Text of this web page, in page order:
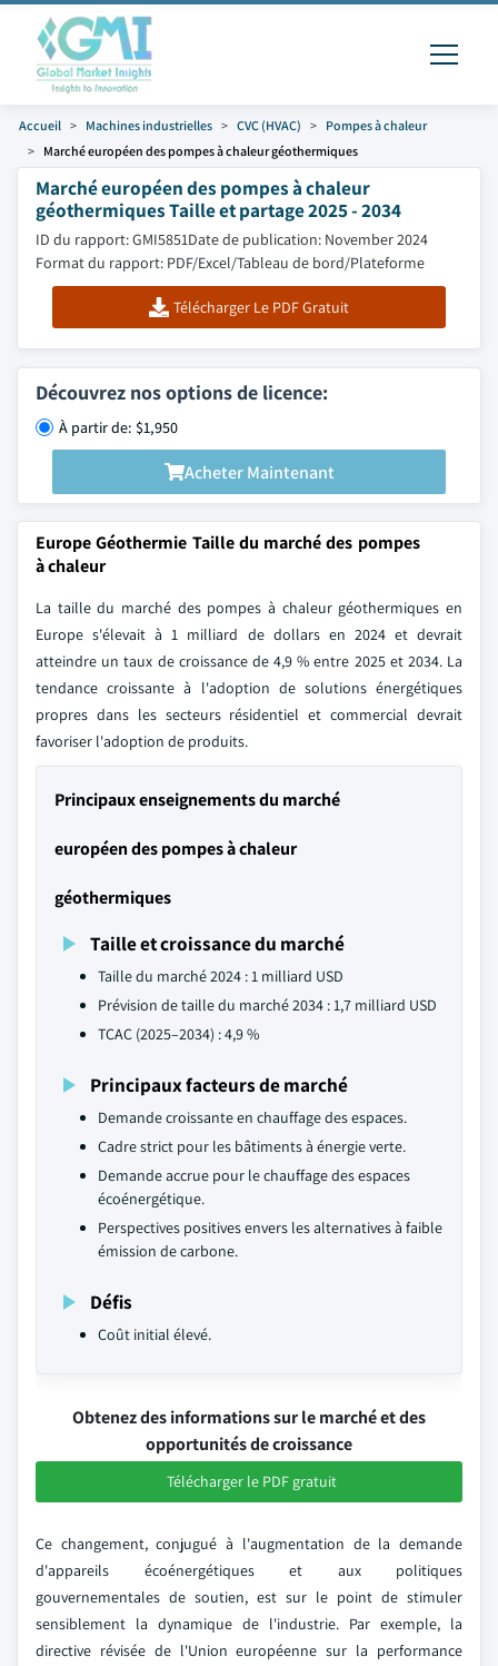
Accueil Machines industrielles CVC (HVAC)
Pompes à chaleur
Marché européen des pompes à chaleur géothermiques
Marché européen des pompes à chaleur
géothermiques Taille et partage 2025 - 2034
ID du rapport: GMI5851Date de publication: November 2024
Format du rapport: PDF/Excel/Tableau de bord/Plateforme
Télécharger Le PDF Gratuit
Découvrez nos options de licence:
À partir de: $1,950
Acheter Maintenant
Europe Géothermie Taille du marché des pompes
à chaleur
La taille du marché des pompes à chaleur géothermiques en
Europe s'élevait à 1 milliard de dollars en 2024 et devrait
atteindre un taux de croissance de 4,9 % entre 2025 et 2034. La
tendance croissante à l'adoption de solutions énergétiques
propres dans les secteurs résidentiel et commercial devrait
favoriser l'adoption de produits.
Principaux enseignements du marché
européen des pompes à chaleur
géothermiques
Taille et croissance du marché
Taille du marché 2024 : 1 milliard USD
Prévision de taille du marché 2034 : 1,7 milliard USD
TCAC (2025–2034) : 4,9 %
Principaux facteurs de marché
Demande croissante en chauffage des espaces.
Cadre strict pour les bâtiments à énergie verte.
Demande accrue pour le chauffage des espaces
écoénergétique.
Perspectives positives envers les alternatives à faible
émission de carbone.
Défis
Coût initial élevé.
Obtenez des informations sur le marché et des
opportunités de croissance
Télécharger le PDF gratuit
Ce changement, conjugué à l'augmentation de la demande
d'appareils écoénergétiques et aux politiques
gouvernementales de soutien, est sur le point de stimuler
sensiblement la dynamique de l'industrie. Par exemple, la
directive révisée de l'Union européenne sur la performance